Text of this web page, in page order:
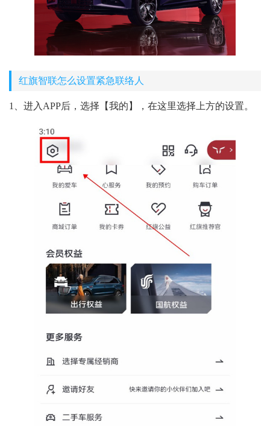
红旗智联怎么设置紧急联络人
1、进入APP后，选择【我的】，在这里选择上方的设置。